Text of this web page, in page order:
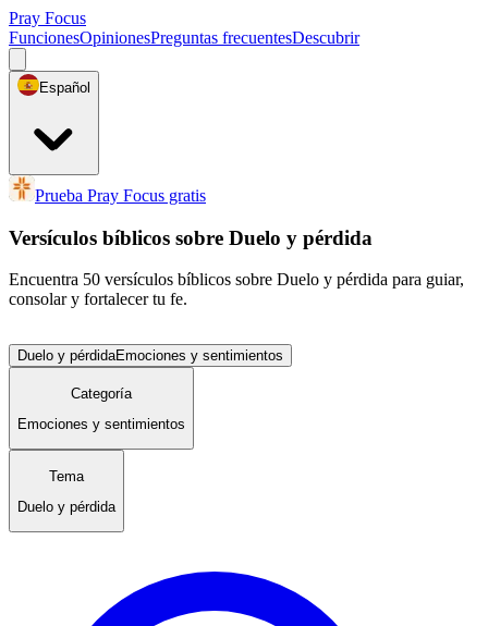
Pray Focus
FuncionesOpinionesPreguntas frecuentesDescubrir
Español
Prueba Pray Focus gratis
Versículos bíblicos sobre Duelo y pérdida
Encuentra 50 versículos bíblicos sobre Duelo y pérdida para guiar,
consolar y fortalecer tu fe.
Duelo y pérdidaEmociones y sentimientos
Categoría
Emociones y sentimientos
Tema
Duelo y pérdida